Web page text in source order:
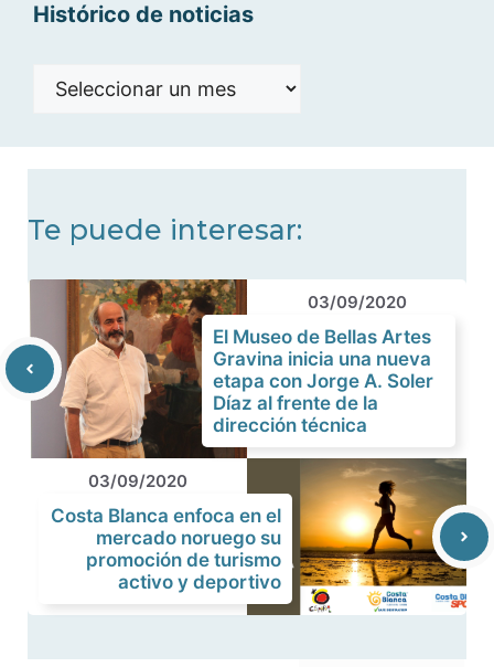
Histórico de noticias
Histórico
Te puede interesar:
03/09/2020
El Museo de Bellas Artes
Gravina inicia una nueva
etapa con Jorge A. Soler
Díaz al frente de la
dirección técnica
03/09/2020
Costa Blanca enfoca en el
mercado noruego su
promoción de turismo
activo y deportivo